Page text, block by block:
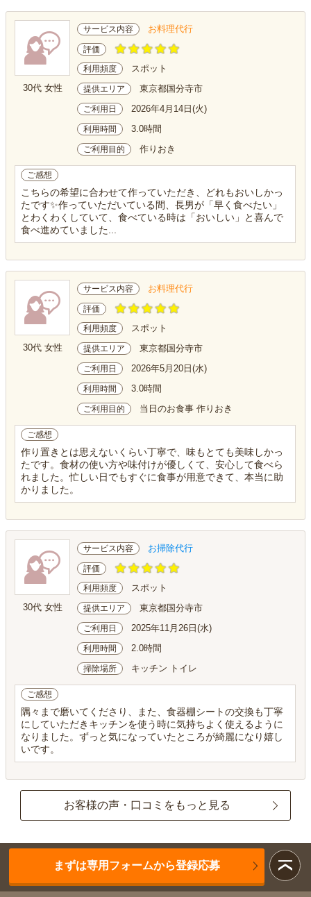
30代 女性
サービス内容 お料理代行
評価
利用頻度 スポット
提供エリア 東京都国分寺市
ご利用日 2026年4月14日(火)
利用時間 3.0時間
ご利用目的 作りおき
ご感想
こちらの希望に合わせて作っていただき、どれもおいしかっ
たです✨作っていただいている間、長男が「早く食べたい」
とわくわくしていて、食べている時は「おいしい」と喜んで
食べ進めていました...
30代 女性
サービス内容 お料理代行
評価
利用頻度 スポット
提供エリア 東京都国分寺市
ご利用日 2026年5月20日(水)
利用時間 3.0時間
ご利用目的 当日のお食事 作りおき
ご感想
作り置きとは思えないくらい丁寧で、味もとても美味しかっ
たです。食材の使い方や味付けが優しくて、安心して食べら
れました。忙しい日でもすぐに食事が用意できて、本当に助
かりました。
30代 女性
サービス内容 お掃除代行
評価
利用頻度 スポット
提供エリア 東京都国分寺市
ご利用日 2025年11月26日(水)
利用時間 2.0時間
掃除場所 キッチン トイレ
ご感想
隅々まで磨いてくださり、また、食器棚シートの交換も丁寧
にしていただきキッチンを使う時に気持ちよく使えるように
なりました。ずっと気になっていたところが綺麗になり嬉し
いです。
お客様の声・口コミをもっと見る
まずは専用フォームから登録応募